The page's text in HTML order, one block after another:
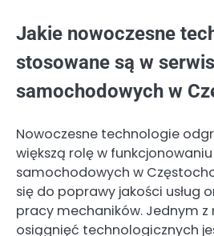
Jakie nowoczesne
stosowane są w
samochodowych w
Nowoczesne technologie
większą rolę w
samochodowych w
się do poprawy jakości usług
pracy mechaników. Jednym z
osiągnięć technologicznych